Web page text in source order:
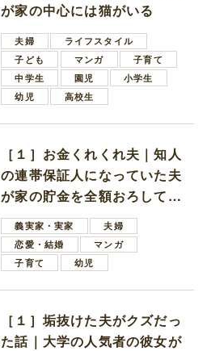
が家の中心には猫がいる
夫婦
ライフスタイル
子ども
マンガ
子育て
中学生
園児
小学生
幼児
高校生
［１］お金くれくれ夫｜知人
の連帯保証人になっていた夫
が家の貯金を全額おろしてほ
しいと言ってきた
義実家・実家
夫婦
恋愛・結婚
マンガ
子育て
幼児
［１］垢抜けた夫がクズだっ
た話｜大学の人気者の彼女が